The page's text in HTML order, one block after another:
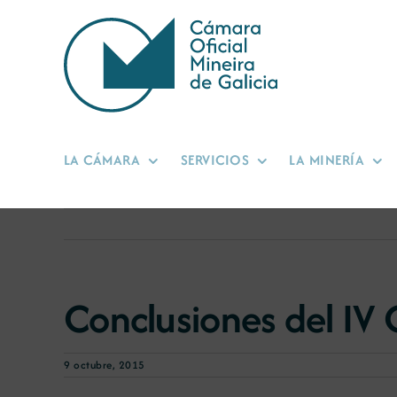
contenido
LA CÁMARA SERVICIOS LA MINERÍA
Conclusiones del
9 octubre, 2015